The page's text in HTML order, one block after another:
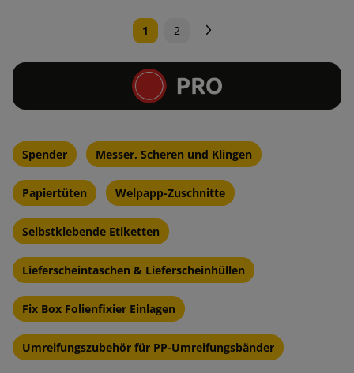
1 2
Spender Messer, Scheren und Klingen
Papiertüten Welpapp-Zuschnitte
Selbstklebende Etiketten
Lieferscheintaschen & Lieferscheinhüllen
Fix Box Folienfixier Einlagen
Umreifungszubehör für PP-Umreifungsbänder